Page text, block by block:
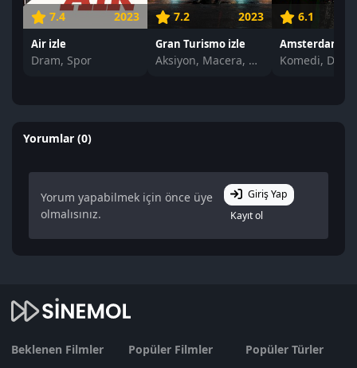
7.4 2023
Air izle
Dram, Spor
7.2 2023
Gran Turismo izle
Aksiyon, Macera, Dram
6.1
Amsterdam
Yorumlar (0)
Yorum yapabilmek için önce üye
olmalısınız.
Giriş Yap
Kayıt ol
Beklenen Filmler
Popüler Filmler
Popüler Türler